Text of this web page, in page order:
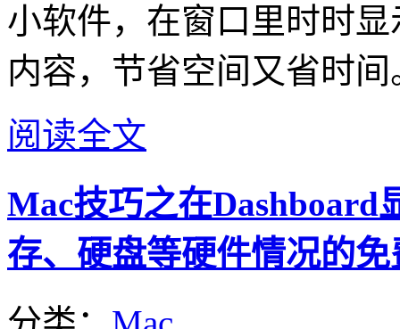
小软件，在窗口里时时
内容，节省空间又省时
阅读全文
Mac技巧之在Dashboard
存、硬盘等硬件情况的